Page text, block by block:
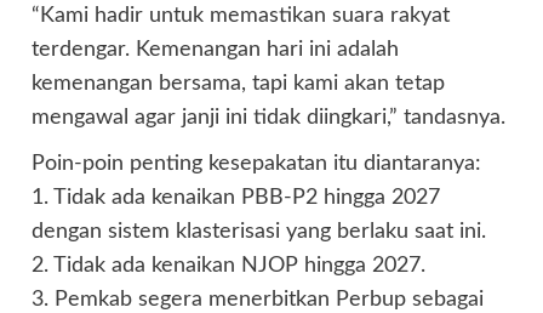
“Kami hadir untuk memastikan suara rakyat
terdengar. Kemenangan hari ini adalah
kemenangan bersama, tapi kami akan tetap
mengawal agar janji ini tidak diingkari,” tandasnya.
Poin-poin penting kesepakatan itu diantaranya:
1. Tidak ada kenaikan PBB-P2 hingga 2027
dengan sistem klasterisasi yang berlaku saat ini.
2. Tidak ada kenaikan NJOP hingga 2027.
3. Pemkab segera menerbitkan Perbup sebagai